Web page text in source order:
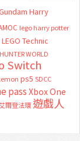
Harry
lego harry potter
LEGO Technic
WORLD
Switch
ps5 SDCC
passXbox One
爾登法環 遊戲人